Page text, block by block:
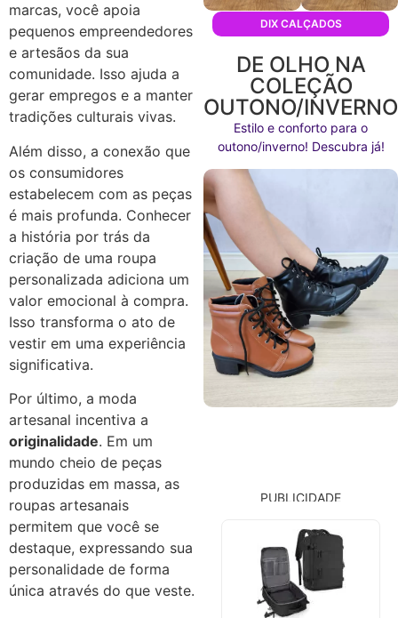
marcas, você apoia
pequenos empreendedores
e artesãos da sua
comunidade. Isso ajuda a
gerar empregos e a manter
tradições culturais vivas.
Além disso, a conexão que
os consumidores
estabelecem com as peças
é mais profunda. Conhecer
a história por trás da
criação de uma roupa
personalizada adiciona um
valor emocional à compra.
Isso transforma o ato de
vestir em uma experiência
significativa.
Por último, a moda
artesanal incentiva a
originalidade. Em um
mundo cheio de peças
produzidas em massa, as
roupas artesanais
permitem que você se
destaque, expressando sua
personalidade de forma
única através do que veste.
DIX CALÇADOS
DE OLHO NA
COLEÇÃO
OUTONO/INVERNO
Estilo e conforto para o
outono/inverno! Descubra já!
PUBLICIDADE